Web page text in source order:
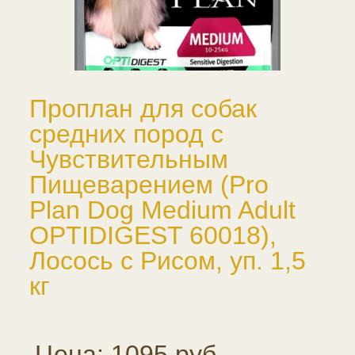
Проплан для собак
средних пород с
Чувствительным
Пищеварением (Pro
Plan Dog Medium Adult
OPTIDIGEST 60018),
Лосось с Рисом, уп. 1,5
кг